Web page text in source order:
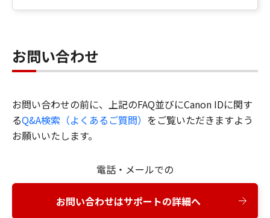
お問い合わせ
お問い合わせの前に、上記のFAQ並びにCanon IDに関す
るQ&A検索（よくあるご質問） をご覧いただきますよう
お願いいたします。
電話・メールでの
お問い合わせはサポートの詳細へ